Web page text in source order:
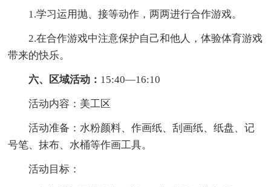
1.学习运用抛、接等动作，两两进行合作游戏。
2.在合作游戏中注意保护自己和他人，体验体育游戏
带来的快乐。
六、区域活动： 15:40—16:10
活动内容：美工区
活动准备：水粉颜料、作画纸、刮画纸、纸盘、记
号笔、抹布、水桶等作画工具。
活动目标：